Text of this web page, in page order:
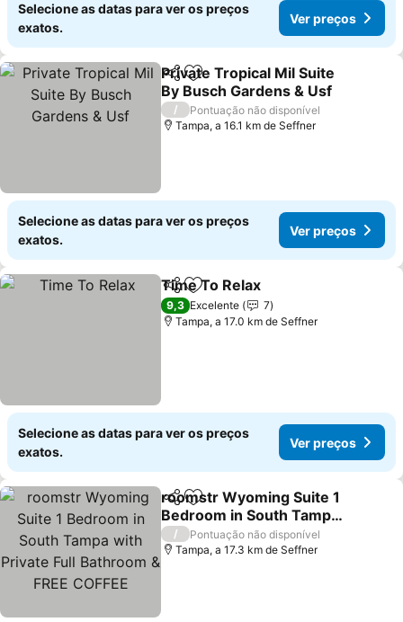
Selecione as datas para ver os preços
exatos.
Ver preços
PartilharAdicionar aos favoritos
Private Tropical Mil Suite
By Busch Gardens & Usf
Ver preços
/
Pontuação não disponível
Tampa, a 16.1 km de Seffner
Selecione as datas para ver os preços
exatos.
Ver preços
PartilharAdicionar aos favoritos
Time To Relax
9,3 Excelente
7
Tampa, a 17.0 km de Seffner
Selecione as datas para ver os preços
exatos.
Ver preços
PartilharAdicionar aos favoritos
roomstr Wyoming Suite 1
Bedroom in South Tampa
with Private Full
Bathroom & FREE COFFEE
Ver preços
/
Pontuação não disponível
Tampa, a 17.3 km de Seffner